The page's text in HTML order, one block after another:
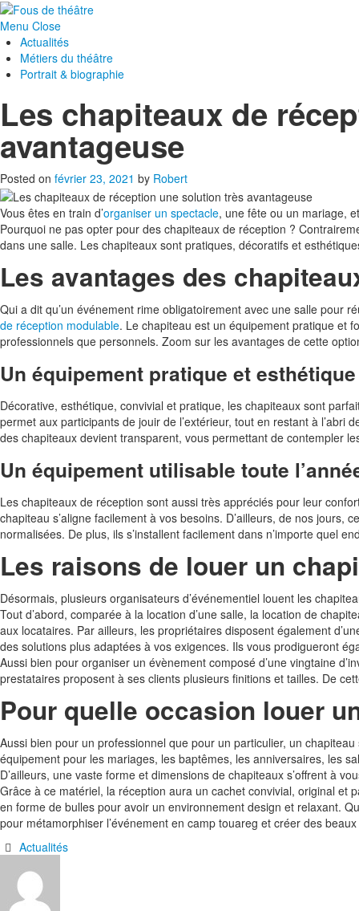
Menu Close
Actualités
Métiers du théâtre
Portrait & biographie
Les chapiteaux de
avantageuse
Posted on février 23, 2021 by Robert
Vous êtes en train d’organiser un spectacle, une fête ou un mariage,
Pourquoi ne pas opter pour des chapiteaux de réception ?
dans une salle. Les chapiteaux sont pratiques, décoratifs et
Les avantages des
Qui a dit qu’un événement rime obligatoirement avec une salle pour
de réception modulable. Le chapiteau est un équipement pratique et
professionnels que personnels. Zoom sur les avantages de cette
Un équipement pratique et esthétique
Décorative, esthétique, convivial et pratique, les chapiteaux sont
permet aux participants de jouir de l’extérieur, tout en restant à
des chapiteaux devient transparent, vous permettant de contempler
Un équipement utilisable toute
Les chapiteaux de réception sont aussi très appréciés pour leur
chapiteau s’aligne facilement à vos besoins. D’ailleurs, de nos
normalisées. De plus, ils s’installent facilement dans n’importe quel
Les raisons de louer un
Désormais, plusieurs organisateurs d’événementiel louent les
Tout d’abord, comparée à la location d’une salle, la location de
aux locataires. Par ailleurs, les propriétaires disposent également
des solutions plus adaptées à vos exigences. Ils vous prodigueront
Aussi bien pour organiser un évènement composé d’une vingtaine
prestataires proposent à ses clients plusieurs finitions et tailles. De
Pour quelle occasion louer
Aussi bien pour un professionnel que pour un particulier, un
équipement pour les mariages, les baptêmes, les anniversaires, les
D’ailleurs, une vaste forme et dimensions de chapiteaux s’offrent à
Grâce à ce matériel, la réception aura un cachet convivial, original et
en forme de bulles pour avoir un environnement design et relaxant.
pour métamorphiser l’événement en camp touareg et créer des
Actualités